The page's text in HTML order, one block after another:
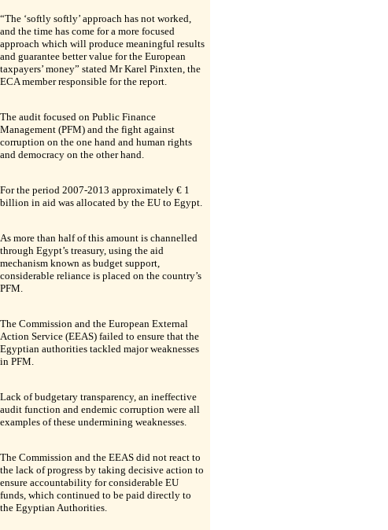
“The ‘softly softly’ approach has not worked,
and the time has come for a more focused
approach which will produce meaningful results
and guarantee better value for the European
taxpayers’ money” stated Mr Karel Pinxten, the
ECA member responsible for the report.
The audit focused on Public Finance
Management (PFM) and the fight against
corruption on the one hand and human rights
and democracy on the other hand.
For the period 2007-2013 approximately € 1
billion in aid was allocated by the EU to Egypt.
As more than half of this amount is channelled
through Egypt’s treasury, using the aid
mechanism known as budget support,
considerable reliance is placed on the country’s
PFM.
The Commission and the European External
Action Service (EEAS) failed to ensure that the
Egyptian authorities tackled major weaknesses
in PFM.
Lack of budgetary transparency, an ineffective
audit function and endemic corruption were all
examples of these undermining weaknesses.
The Commission and the EEAS did not react to
the lack of progress by taking decisive action to
ensure accountability for considerable EU
funds, which continued to be paid directly to
the Egyptian Authorities.